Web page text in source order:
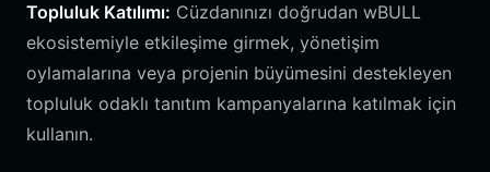
Topluluk Katılımı: Cüzdanınızı doğrudan wBULL
ekosistemiyle etkileşime girmek, yönetişim
oylamalarına veya projenin büyümesini destekleyen
topluluk odaklı tanıtım kampanyalarına katılmak için
kullanın.